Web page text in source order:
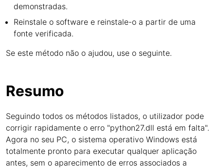
demonstradas.
Reinstale o software e reinstale-o a partir de uma
fonte verificada.
Se este método não o ajudou, use o seguinte.
Resumo
Seguindo todos os métodos listados, o utilizador pode
corrigir rapidamente o erro "python27.dll está em falta".
Agora no seu PC, o sistema operativo Windows está
totalmente pronto para executar qualquer aplicação
antes, sem o aparecimento de erros associados a